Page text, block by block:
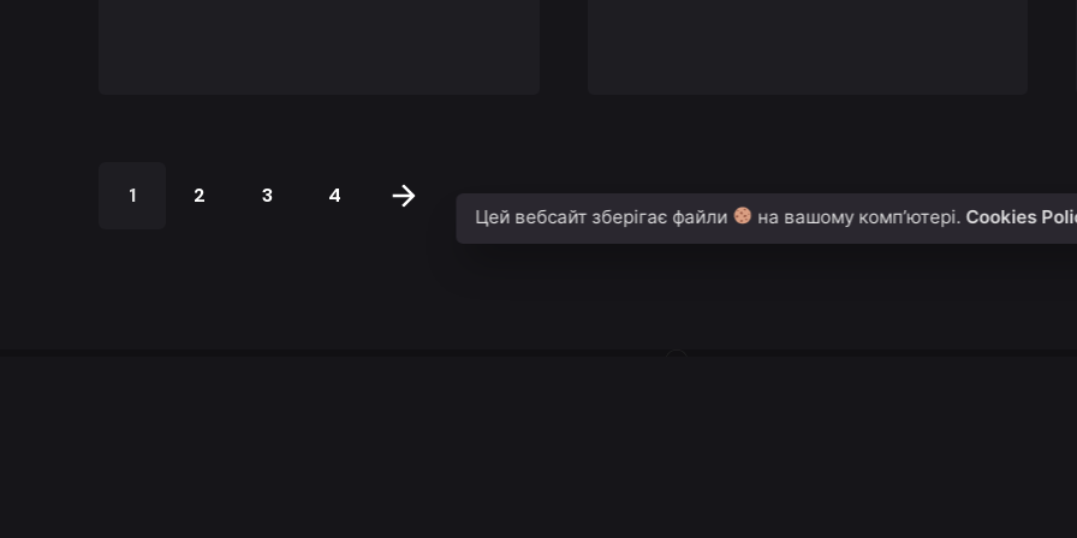
1 2 3 4
Цей вебсайт зберігає файли на вашому комп’ютері. Cookies